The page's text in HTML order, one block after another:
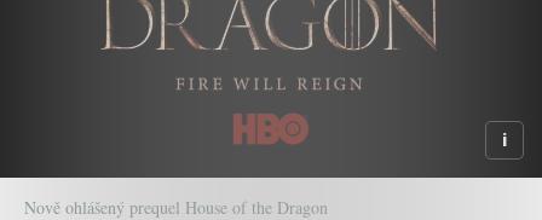
Nově ohlášený prequel House of the Dragon